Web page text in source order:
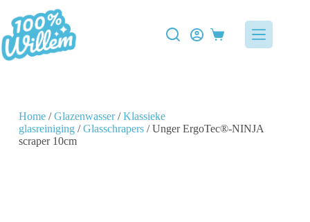
Home/Glazenwasser/Klassieke
glasreiniging/Glasschrapers/ Unger ErgoTec®-NINJA
scraper 10cm